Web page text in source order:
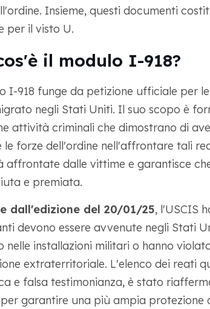
Insieme, questi documenti
per il visto U.
il modulo I-918?
I-918 funge da petizione ufficiale per
negli Stati Uniti. Il suo scopo è
attività criminali che dimostrano di
le forze dell'ordine nell'affrontare tali
affrontate dalle vittime e garantisce
e premiata.
dall'edizione del 20/01/25, l'USCIS
devono essere avvenute negli Stati
nelle installazioni militari o hanno
extraterritoriale. L'elenco dei reati
e falsa testimonianza, è stato
garantire una più ampia protezione